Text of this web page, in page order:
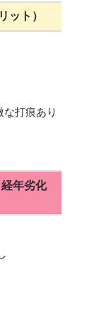
ット）
打痕あり
年劣化